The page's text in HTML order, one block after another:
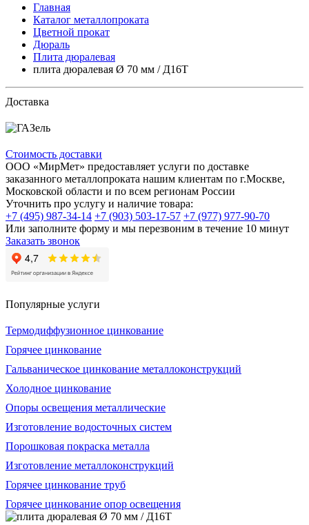
Главная
Каталог металлопроката
Цветной прокат
Дюраль
Плита дюралевая
плита дюралевая Ø 70 мм / Д16Т
Доставка
Стоимость доставки
ООО «МирМет» предоставляет услуги по доставке
заказанного металлопроката нашим клиентам по г.Москве,
Московской области и по всем регионам России
Уточнить про услугу и наличие товара:
+7 (495) 987-34-14 +7 (903) 503-17-57 +7 (977) 977-90-70
Или заполните форму и мы перезвоним в течение 10 минут
Заказать звонок
Популярные услуги
Термодиффузионное цинкование
Горячее цинкование
Гальваническое цинкование металлоконструкций
Холодное цинкование
Опоры освещения металлические
Изготовление водосточных систем
Порошковая покраска металла
Изготовление металлоконструкций
Горячее цинкование труб
Горячее цинкование опор освещения